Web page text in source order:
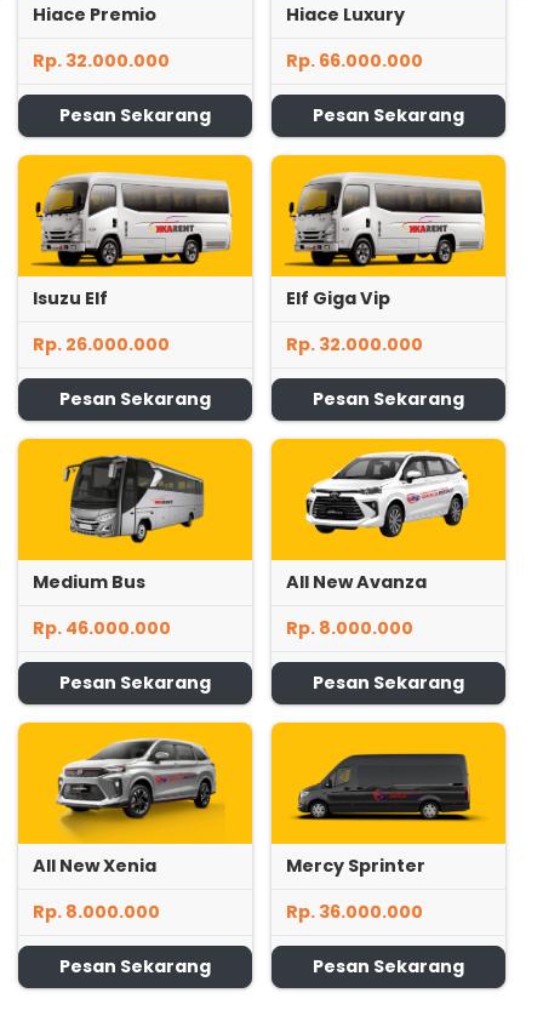
Hiace Premio
Rp. 32.000.000
Pesan Sekarang
Hiace Luxury
Rp. 66.000.000
Pesan Sekarang
Isuzu Elf
Rp. 26.000.000
Pesan Sekarang
Elf Giga Vip
Rp. 32.000.000
Pesan Sekarang
Medium Bus
Rp. 46.000.000
Pesan Sekarang
All New Avanza
Rp. 8.000.000
Pesan Sekarang
All New Xenia
Rp. 8.000.000
Pesan Sekarang
Mercy Sprinter
Rp. 36.000.000
Pesan Sekarang